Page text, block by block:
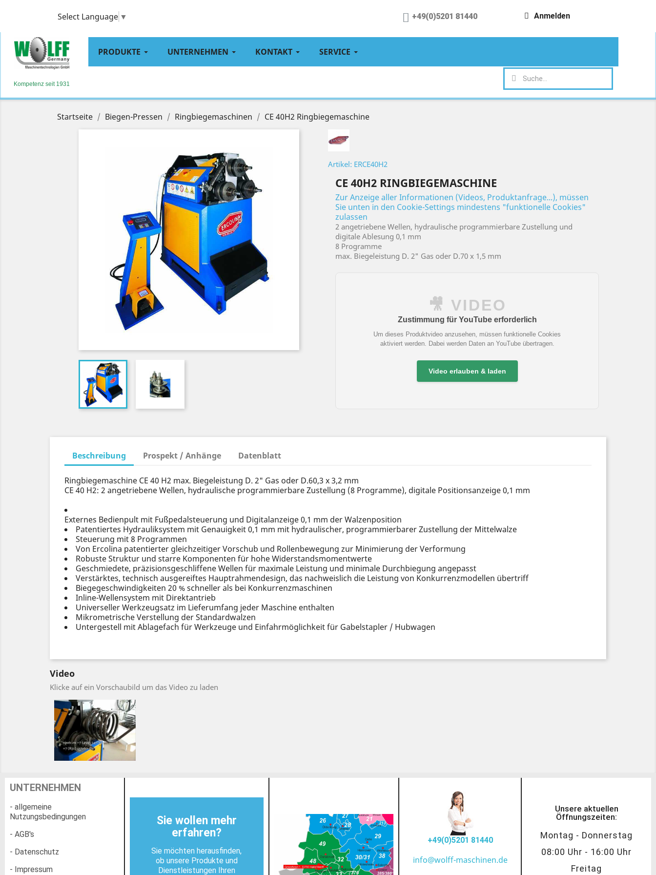
Select Language ▼ +49(0)5201 81440 Anmelden
Kompetenz seit 1931
PRODUKTE UNTERNEHMEN KONTAKT SERVICE
Startseite Biegen-Pressen Ringbiegemaschinen CE 40H2 Ringbiegemaschine
Artikel: ERCE40H2
CE 40H2 RINGBIEGEMASCHINE
Zur Anzeige aller Informationen (Videos, Produktanfrage...), müssen
Sie unten in den Cookie-Settings mindestens "funktionelle Cookies"
zulassen
2 angetriebene Wellen, hydraulische programmierbare Zustellung und
digitale Ablesung 0,1 mm
8 Programme
max. Biegeleistung D. 2" Gas oder D.70 x 1,5 mm
🎥 VIDEO
Zustimmung für YouTube erforderlich
Um dieses Produktvideo anzusehen, müssen funktionelle Cookies
aktiviert werden. Dabei werden Daten an YouTube übertragen.
Video erlauben & laden
Beschreibung Prospekt / Anhänge Datenblatt
Ringbiegemaschine CE 40 H2 max. Biegeleistung D. 2" Gas oder D.60,3 x 3,2 mm
CE 40 H2: 2 angetriebene Wellen, hydraulische programmierbare Zustellung (8 Programme), digitale Positionsanzeige 0,1 mm
Externes Bedienpult mit Fußpedalsteuerung und Digitalanzeige 0,1 mm der Walzenposition
Patentiertes Hydrauliksystem mit Genauigkeit 0,1 mm mit hydraulischer, programmierbarer Zustellung der Mittelwalze
Steuerung mit 8 Programmen
Von Ercolina patentierter gleichzeitiger Vorschub und Rollenbewegung zur Minimierung der Verformung
Robuste Struktur und starre Komponenten für hohe Widerstandsmomentwerte
Geschmiedete, präzisionsgeschliffene Wellen für maximale Leistung und minimale Durchbiegung angepasst
Verstärktes, technisch ausgereiftes Hauptrahmendesign, das nachweislich die Leistung von Konkurrenzmodellen übertriff
Biegegeschwindigkeiten 20 % schneller als bei Konkurrenzmaschinen
Inline-Wellensystem mit Direktantrieb
Universeller Werkzeugsatz im Lieferumfang jeder Maschine enthalten
Mikrometrische Verstellung der Standardwalzen
Untergestell mit Ablagefach für Werkzeuge und Einfahrmöglichkeit für Gabelstapler / Hubwagen
Video
Klicke auf ein Vorschaubild um das Video zu laden
UNTERNEHMEN
- allgemeine
Nutzungsbedingungen
- AGB's
- Datenschutz
- Impressum
Sie wollen mehr
erfahren?
Sie möchten herausfinden,
ob unsere Produkte und
Dienstleistungen Ihren
+49(0)5201 81440
info@wolff-maschinen.de
Unsere aktuellen
Öffnungszeiten:
Montag - Donnerstag
08:00 Uhr - 16:00 Uhr
Freitag